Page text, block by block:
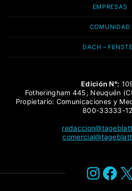
EMPRESAS
COMUNIDAD
DACH –
Edición N°:
Fotheringham 445, Neuquén
Propietario: Comunicaciones y
800-33333-
X